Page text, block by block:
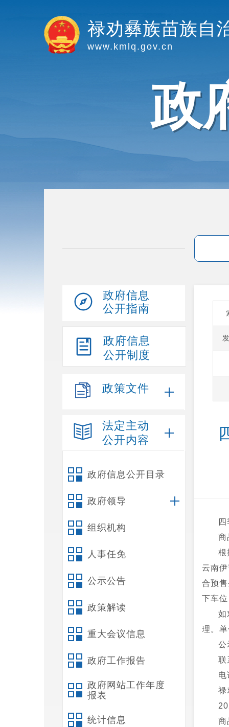
禄劝彝族苗族自
www.kmlq.gov.cn
政
政府信息
公开指南
政府信息
公开制度
政策文件
法定主动
公开内容
政府信息公开目录
政府领导
组织机构
人事任免
公示公告
政策解读
重大会议信息
政府工作报告
政府网站工作年度
报表
统计信息
商
根
云南
合预
下车
如
理。
公
联
禄
商